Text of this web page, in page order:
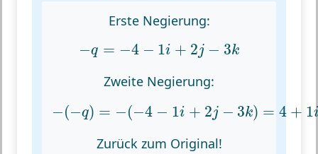
Erste Negierung:
−q = −4 − 1i + 2j − 3k
−q − 1i+ 2 −3
Zweite Negierung:
−(−q) = −(−4 − 1i + 2j − 3k) = 4 + 1
q =− −4− 1 i+ 2 3k) +1 i −2
Zurück zum Original!